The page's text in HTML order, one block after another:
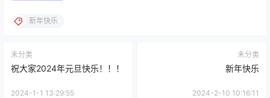
新年快乐
未分类
祝大家2024年元旦快乐！！！
2024-1-1 13:29:55
未分类
新年快乐
2024-2-10 10:16:11